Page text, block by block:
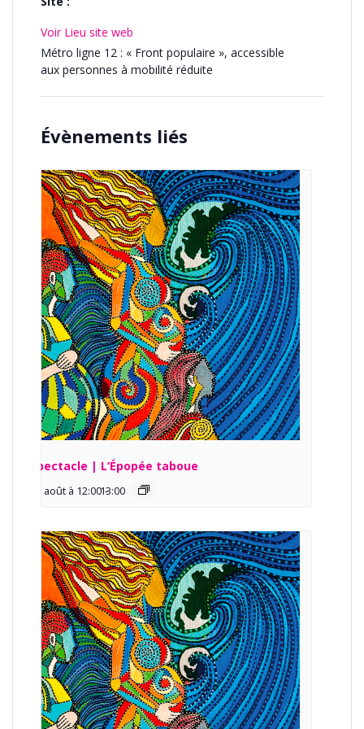
Voir Lieu site web
Métro ligne 12 : « Front populaire », accessible
aux personnes à mobilité réduite
Évènements liés
Spectacle | L’Épopée taboue
13 août à 12:00 -
13:00